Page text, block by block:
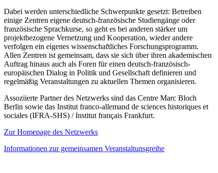
Dabei werden unterschiedliche Schwerpunkte gesetzt: Betreiben
einige Zentren eigene deutsch-französische Studiengänge oder
französische Sprachkurse, so geht es bei anderen stärker um
projektbezogene Vernetzung und Kooperation, wieder andere
verfolgen ein eigenes wissenschaftliches Forschungsprogramm.
Allen Zentren ist gemeinsam, dass sie sich über ihren akademischen
Auftrag hinaus auch als Foren für einen deutsch-französisch-
europäischen Dialog in Politik und Gesellschaft definieren und
regelmäßig Veranstaltungen zu aktuellen Themen organisieren.
Assoziierte Partner des Netzwerks sind das Centre Marc Bloch
Berlin sowie das Institut franco-allemand de sciences historiques et
sociales (IFRA-SHS) / Institut français Frankfurt.
Zur Homepage des Netzwerks
Informationen zur gemeinsamen Veranstaltunsgreihe